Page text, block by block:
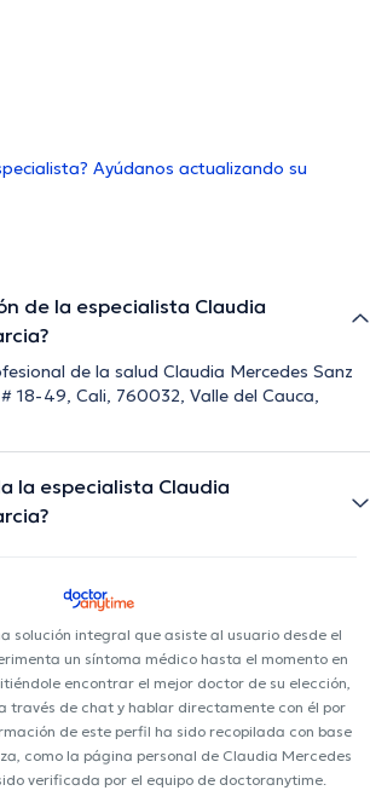
Ayúdanos actualizando su
de la especialista Claudia
de la salud Claudia Mercedes Sanz
18-49, Cali, 760032, Valle del Cauca,
la especialista Claudia
solución integral que asiste al usuario desde el
un síntoma médico hasta el momento en
encontrar el mejor doctor de su elección,
través de chat y hablar directamente con él por
de este perfil ha sido recopilada con base
como la página personal de Claudia Mercedes
verificada por el equipo de doctoranytime.